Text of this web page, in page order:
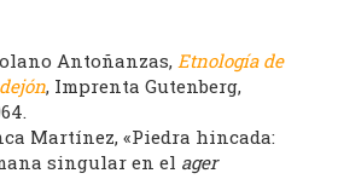
Antoñanzas, Etnología de
, Imprenta Gutenberg,
Martínez, «Piedra hincada:
singular en el ager